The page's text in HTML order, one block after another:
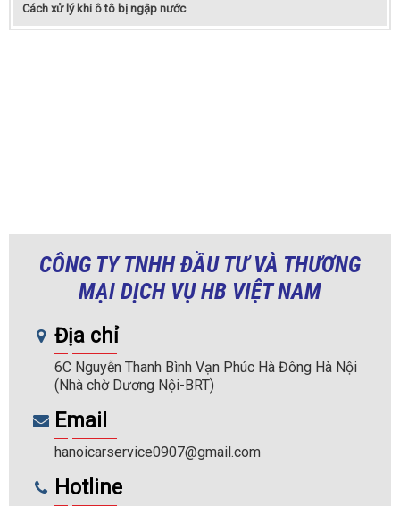
Cách xử lý khi ô tô bị ngập nước
CÔNG TY TNHH ĐẦU TƯ VÀ THƯƠNG
MẠI DỊCH VỤ HB VIỆT NAM
Địa chỉ
6C Nguyễn Thanh Bình Vạn Phúc Hà Đông Hà Nội
(Nhà chờ Dương Nội-BRT)
Email
hanoicarservice0907@gmail.com
Hotline